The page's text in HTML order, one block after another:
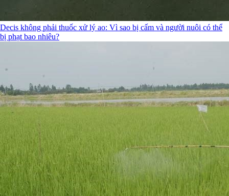
Decis không phải thuốc xử lý ao: Vì sao bị cấm và người nuôi có thể
bị phạt bao nhiêu?